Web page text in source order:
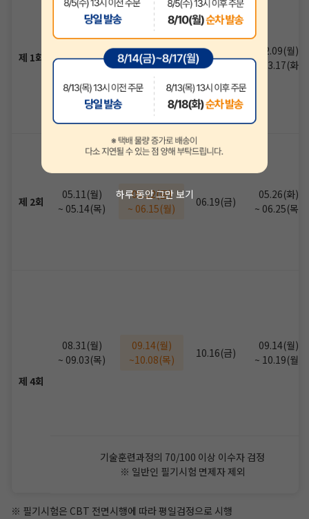
하루 동안 그만 보기
제 1회
~ 01.29(목)
02.09(월)
~ 03.06(금)
03.13(금)
02.09(월)
~ 03.17(화)
제 2회
05.11(월)
~ 05.14(목)
05.22(금)
~ 06.15(월)
06.19(금)
05.26(화)
~ 06.25(목)
제 4회
08.31(월)
~ 09.03(목)
09.14(월)
~10.08(목)
10.16(금)
09.14(월)
~ 10.19(월)
기술훈련과정의 70/100 이상 이수자 검정
※ 일반인 필기시험 면제자 제외
※ 필기시험은 CBT 전면시행에 따라 평일검정으로 시행